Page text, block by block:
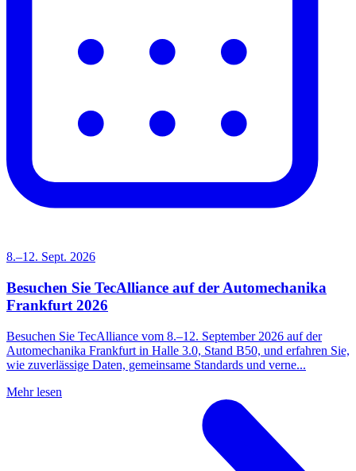
8.–12. Sept. 2026
Besuchen Sie TecAlliance auf der Automechanika
Frankfurt 2026
Besuchen Sie TecAlliance vom 8.–12. September 2026 auf der
Automechanika Frankfurt in Halle 3.0, Stand B50, und erfahren Sie,
wie zuverlässige Daten, gemeinsame Standards und verne...
Mehr lesen